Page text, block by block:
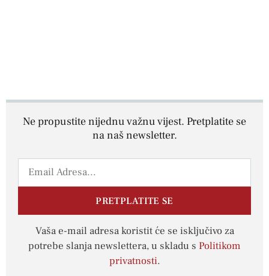
Ne propustite nijednu važnu vijest. Pretplatite se
na naš newsletter.
PRETPLATITE SE
Vaša e-mail adresa koristit će se isključivo za
potrebe slanja newslettera, u skladu s Politikom
privatnosti.